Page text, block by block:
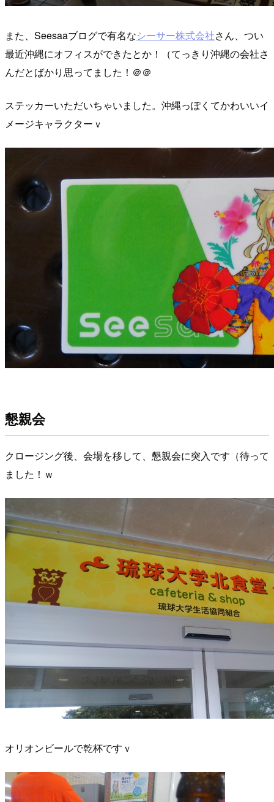
また、Seesaaブログで有名なシーサー株式会社さん、つい
最近沖縄にオフィスができたとか！（てっきり沖縄の会社さ
んだとばかり思ってました！＠＠
ステッカーいただいちゃいました。沖縄っぽくてかわいいイ
メージキャラクターｖ
懇親会
クロージング後、会場を移して、懇親会に突入です（待って
ました！ｗ
オリオンビールで乾杯ですｖ